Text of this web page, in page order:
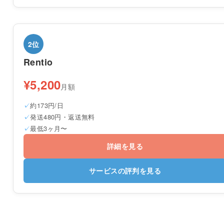
2位
Rentio
¥5,200月額
約173円/日
発送480円・返送無料
最低3ヶ月〜
詳細を見る
サービスの評判を見る